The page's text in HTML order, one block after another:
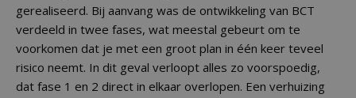
gerealiseerd. Bij aanvang was de ontwikkeling van BCT
verdeeld in twee fases, wat meestal gebeurt om te
voorkomen dat je met een groot plan in één keer teveel
risico neemt. In dit geval verloopt alles zo voorspoedig,
dat fase 1 en 2 direct in elkaar overlopen. Een verhuizing